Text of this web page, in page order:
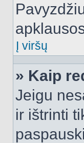
Į viršų
» Kaip
Jeigu
ir ištrinti